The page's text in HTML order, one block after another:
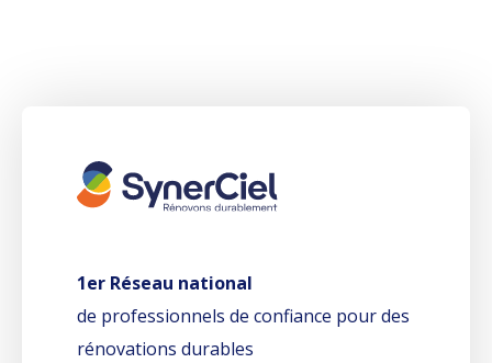
1er Réseau national
de professionnels de confiance pour des
rénovations durables